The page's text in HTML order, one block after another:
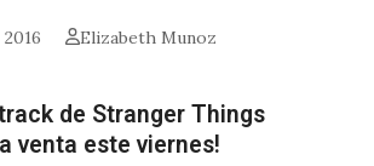
Elizabeth Munoz
de Stranger Things
venta este viernes!